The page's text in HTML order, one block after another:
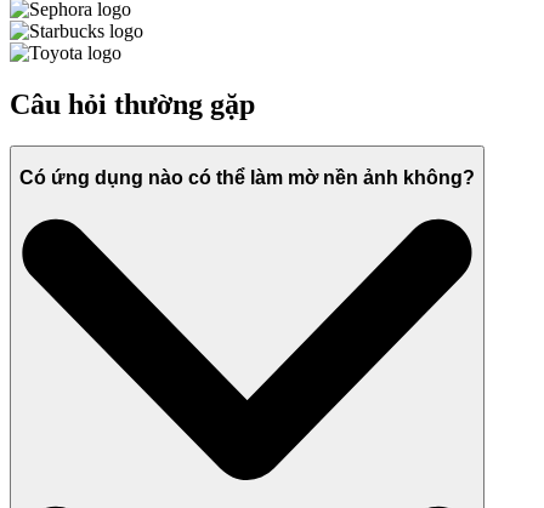
Câu hỏi thường gặp
Có ứng dụng nào có thể làm mờ nền ảnh không?